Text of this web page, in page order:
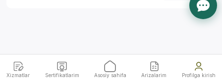
Xizmatlar Sertifikatlarim Asosiy sahifa Arizalarim Profilga kirish